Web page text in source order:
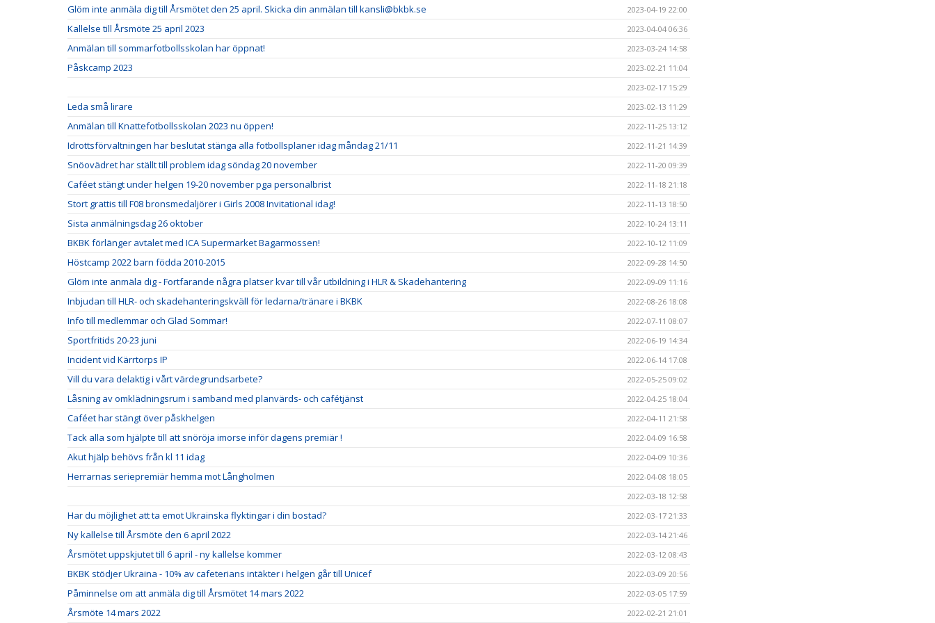
Glöm inte anmäla dig till Årsmötet den 25 april. Skicka din anmälan till kansli@bkbk.se 2023-04-19 22:00
Kallelse till Årsmöte 25 april 2023 2023-04-04 06:36
Anmälan till sommarfotbollsskolan har öppnat! 2023-03-24 14:58
Påskcamp 2023
2023-02-21 11:04
2023-02-17 15:29
Leda små lirare 2023-02-13 11:29
Anmälan till Knattefotbollsskolan 2023 nu öppen! 2022-11-25 13:12
Idrottsförvaltningen har beslutat stänga alla fotbollsplaner idag måndag 21/11 2022-11-21 14:39
Snöovädret har ställt till problem idag söndag 20 november 2022-11-20 09:39
Caféet stängt under helgen 19-20 november pga personalbrist 2022-11-18 21:18
Stort grattis till F08 bronsmedaljörer i Girls 2008 Invitational idag! 2022-11-13 18:50
Sista anmälningsdag 26 oktober 2022-10-24 13:11
BKBK förlänger avtalet med ICA Supermarket Bagarmossen! 2022-10-12 11:09
Höstcamp 2022 barn födda 2010-2015 2022-09-28 14:50
Glöm inte anmäla dig - Fortfarande några platser kvar till vår utbildning i HLR & Skadehantering 2022-09-09 11:16
Inbjudan till HLR- och skadehanteringskväll för ledarna/tränare i BKBK 2022-08-26 18:08
Info till medlemmar och Glad Sommar! 2022-07-11 08:07
Sportfritids 20-23 juni 2022-06-19 14:34
Incident vid Kärrtorps IP 2022-06-14 17:08
Vill du vara delaktig i vårt värdegrundsarbete? 2022-05-25 09:02
Låsning av omklädningsrum i samband med planvärds- och cafétjänst 2022-04-25 18:04
Caféet har stängt över påskhelgen 2022-04-11 21:58
Tack alla som hjälpte till att snöröja imorse inför dagens premiär ! 2022-04-09 16:58
Akut hjälp behövs från kl 11 idag 2022-04-09 10:36
Herrarnas seriepremiär hemma mot Långholmen
2022-04-08 18:05
2022-03-18 12:58
Har du möjlighet att ta emot Ukrainska flyktingar i din bostad? 2022-03-17 21:33
Ny kallelse till Årsmöte den 6 april 2022 2022-03-14 21:46
Årsmötet uppskjutet till 6 april - ny kallelse kommer 2022-03-12 08:43
BKBK stödjer Ukraina - 10% av cafeterians intäkter i helgen går till Unicef 2022-03-09 20:56
Påminnelse om att anmäla dig till Årsmötet 14 mars 2022 2022-03-05 17:59
Årsmöte 14 mars 2022 2022-02-21 21:01